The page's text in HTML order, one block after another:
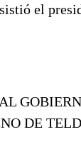
el
DE